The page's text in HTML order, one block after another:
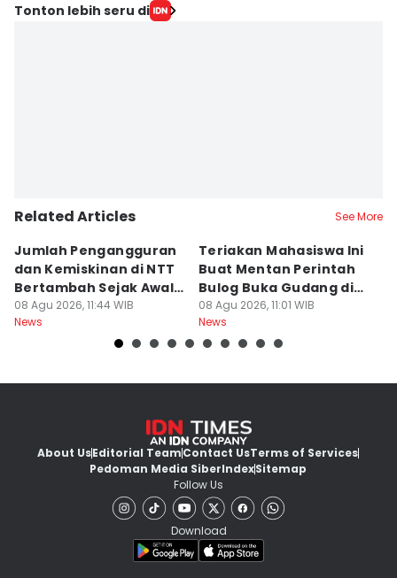
Tonton lebih seru di
Related Articles See More
Jumlah Pengangguran
dan Kemiskinan di NTT
Bertambah Sejak Awal
2026
08 Agu 2026, 11:44 WIB
News
Teriakan Mahasiswa Ini
Buat Mentan Perintah
Bulog Buka Gudang di
Alor
08 Agu 2026, 11:01 WIB
News
About UsEditorial TeamContact UsTerms of Services
Pedoman Media SiberIndexSitemap
Follow Us
Download